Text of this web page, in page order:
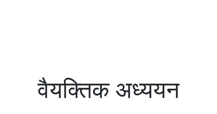
वैयक्तिक अध्ययन